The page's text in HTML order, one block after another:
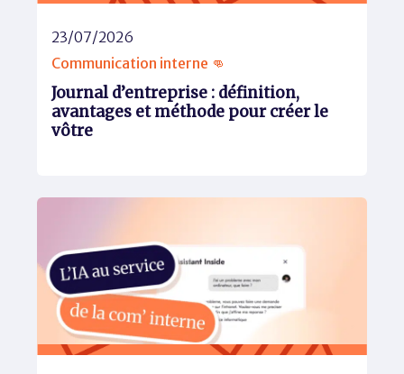
23/07/2026
Communication interne 👊
Journal d’entreprise : définition,
avantages et méthode pour créer le
vôtre